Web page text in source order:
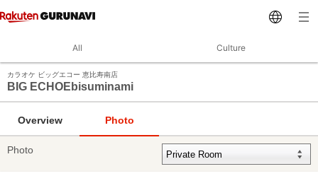
All Culture
カラオケ ビッグエコー 恵比寿南店
BIG ECHOEbisuminami
Overview Photo
Photo